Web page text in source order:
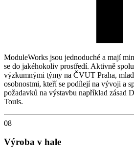
ModuleWorks jsou jednoduché a mají
se do jakéhokoliv prostředí. Aktivně
výzkumnými týmy na ČVUT Praha,
osobnostmi, kteří se podílejí na vývoji a
požadavků na výstavbu například zásad
Touls.
08
Výroba v hale